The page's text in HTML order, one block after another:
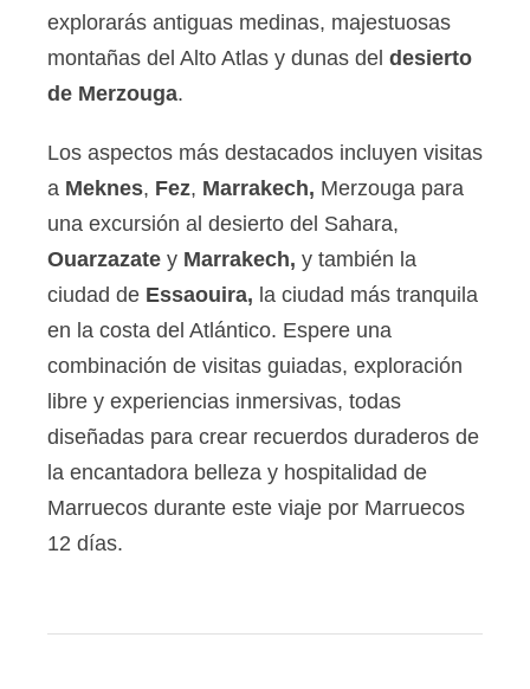
explorarás antiguas medinas, majestuosas
montañas del Alto Atlas y dunas del desierto
de Merzouga.
Los aspectos más destacados incluyen visitas
a Meknes, Fez, Marrakech, Merzouga para
una excursión al desierto del Sahara,
Ouarzazate y Marrakech, y también la
ciudad de Essaouira, la ciudad más tranquila
en la costa del Atlántico. Espere una
combinación de visitas guiadas, exploración
libre y experiencias inmersivas, todas
diseñadas para crear recuerdos duraderos de
la encantadora belleza y hospitalidad de
Marruecos durante este viaje por Marruecos
12 días.